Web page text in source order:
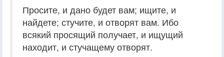
Просите, и дано будет вам; ищите, и
найдете; стучите, и отворят вам. Ибо
всякий просящий получает, и ищущий
находит, и стучащему отворят.